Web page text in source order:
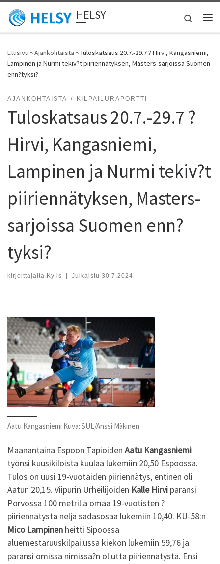
Skip to content HELSY
Search
Etusivu »Ajankohtaista »Tuloskatsaus 20.7.-29.7 ? Hirvi, Kangasniemi,
Lampinen ja Nurmi tekiv?t piiriennätyksen, Masters-sarjoissa Suomen
enn?tyksi?
AJANKOHTAISTA KILPAILURAPORTTI
Tuloskatsaus 20.7.-29.7 ?
Hirvi, Kangasniemi,
Lampinen ja Nurmi tekiv?t
piiriennätyksen, Masters-
sarjoissa Suomen enn?
tyksi?
kirjoittajalta Kylis | Julkaistu 30.7.2024
Aatu Kangasniemi Kuva: SUL/Anssi Mäkinen
Maanantaina Espoon Tapioiden Aatu Kangasniemi
työnsi kuusikiloista kuulaa lukemiin 20,50 Espoossa.
Tulos on uusi 19-vuotaiden piiriennätys, entinen oli
Aatun 20,15. Viipurin Urheilijoiden Kalle Hirvi paransi
Porvossa 100 metrillä omaa 19-vuotisten ?
piiriennätystä neljä sadasosaa lukemiin 10,40. KU-58:n
Mico Lampinen heitti Sipoossa
aluemestaruuskilpailussa kiekon lukemiin 59,76 ja
paransi omissa nimissä?n ollutta piiriennätystä. Ensi